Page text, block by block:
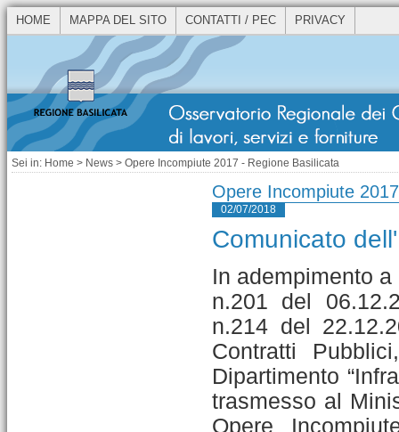
HOME MAPPA DEL SITO CONTATTI / PEC PRIVACY
Sei in: Home > News > Opere Incompiute 2017 - Regione Basilicata
Opere Incompiute
02/07/2018
Comunicato
In adempimento
n.201 del
n.214 del
Contratti
Dipartimento
trasmesso al
Opere